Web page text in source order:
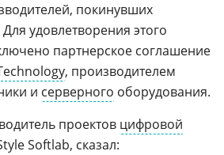
покинувших
удовлетворения этого
партнерское соглашение
, производителем
и серверного оборудования.
проектов цифровой
Softlab, сказал: